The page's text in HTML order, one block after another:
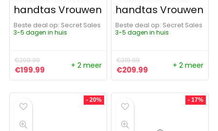
handtas Vrouwen
Beste deal op:
Secret Sales
3-5 dagen in huis
€209.99
Oorspronkelijke prijs was: €209.99.
€199.99 Huidige prijs is: €199.99.
+ 2 meer
handtas Vrouwen
Beste deal op:
Secret Sales
3-5 dagen in huis
€219.99
Oorspronkelijke prijs was:
€209.99 Huidige prijs is:
+ 2 meer
- 20% - 17%